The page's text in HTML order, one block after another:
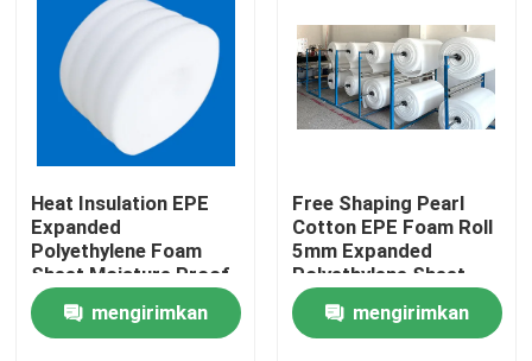
panel sandwich EPS
Papan wol batu
Papan Isolasi XPS
Membran kedap air
Heat Insulation EPE
Expanded
Polyethylene Foam
Sheet Moisture Proof
mengirimkan
Free Shaping Pearl
Cotton EPE Foam Roll
5mm Expanded
Polyethylene Sheet
mengirimkan